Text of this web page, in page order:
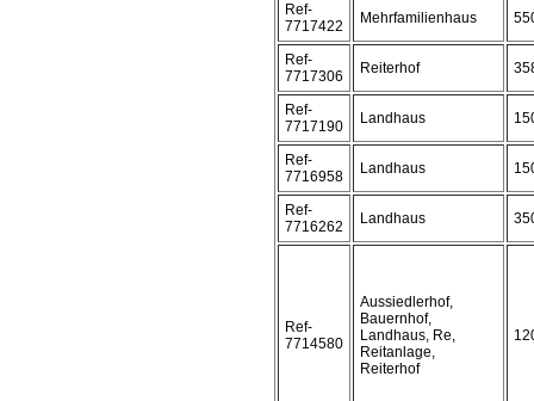
Ref-
7717422
Mehrfamilienhaus
Ref-
7717306
Reiterhof
Ref-
7717190
Landhaus
Ref-
7716958
Landhaus
Ref-
7716262
Landhaus
Ref-
7714580
Aussiedlerhof,
Bauernhof,
Landhaus, Re,
Reitanlage,
Reiterhof